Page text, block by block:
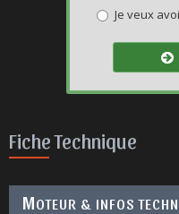
Je veux
Fiche Technique
MOTEUR & INFOS